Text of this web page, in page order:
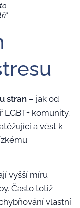
stran – jak od
komunity.
a vést k
vyšší míru
Často totiž
vlastní